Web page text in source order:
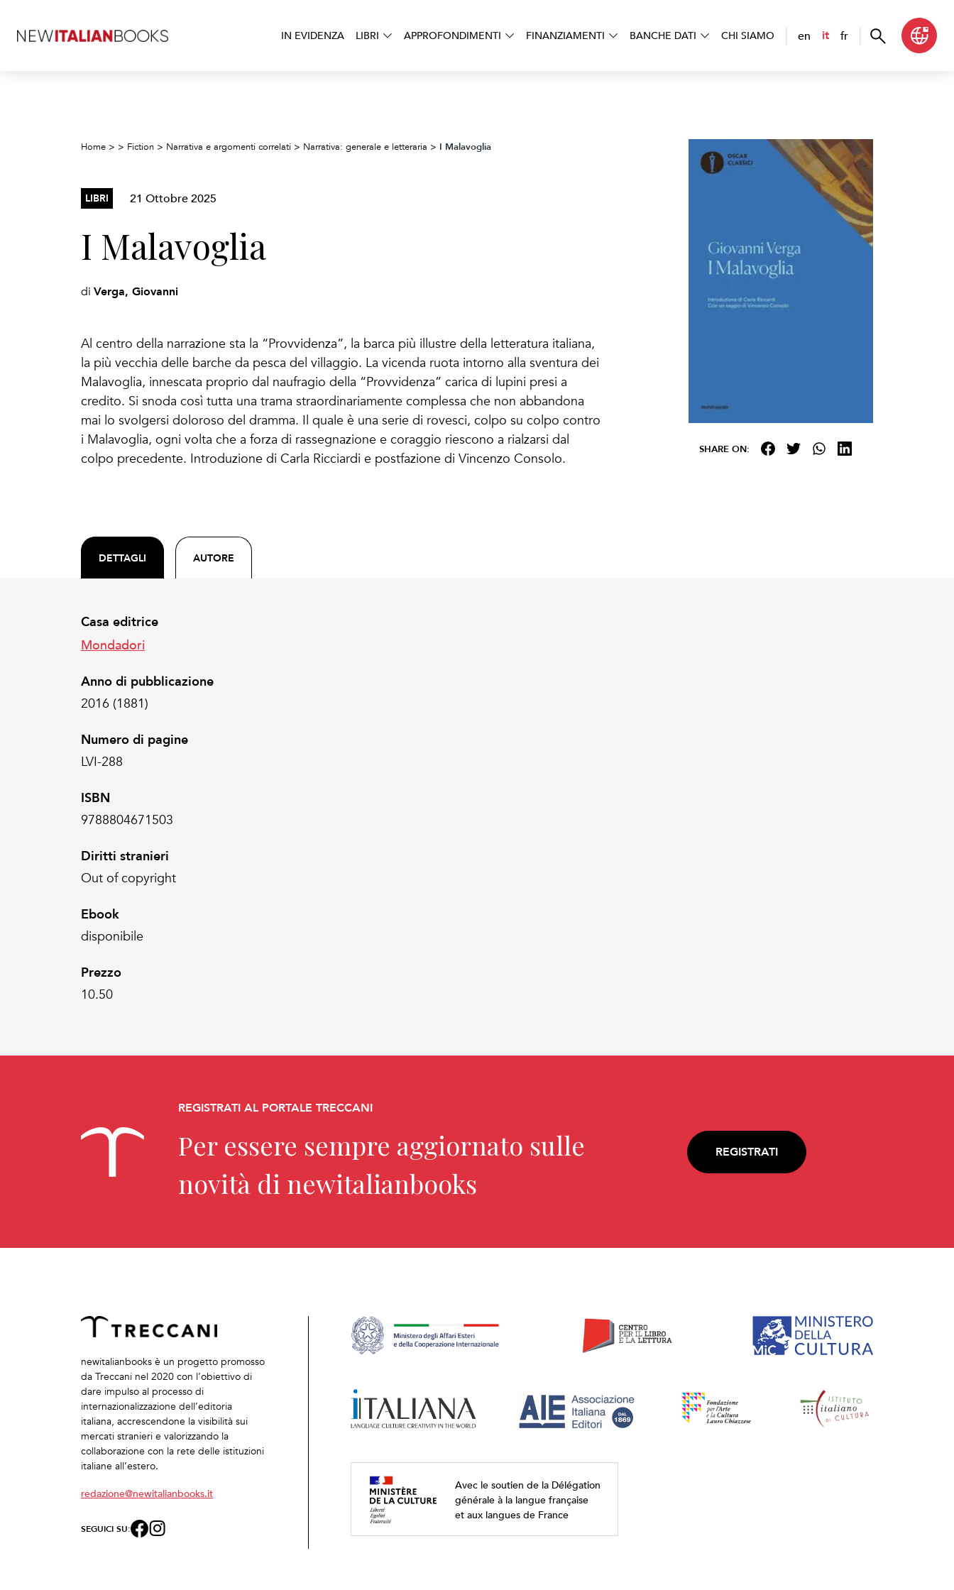
IN EVIDENZA LIBRI APPROFONDIMENTI FINANZIAMENTI BANCHE DATI CHI SIAMO en it fr
Home > > Fiction > Narrativa e argomenti correlati > Narrativa: generale e letteraria > I Malavoglia
LIBRI 21 Ottobre 2025
I Malavoglia
di Verga, Giovanni
Al centro della narrazione sta la “Provvidenza”, la barca più illustre della letteratura italiana,
la più vecchia delle barche da pesca del villaggio. La vicenda ruota intorno alla sventura dei
Malavoglia, innescata proprio dal naufragio della “Provvidenza” carica di lupini presi a
credito. Si snoda così tutta una trama straordinariamente complessa che non abbandona
mai lo svolgersi doloroso del dramma. Il quale è una serie di rovesci, colpo su colpo contro
i Malavoglia, ogni volta che a forza di rassegnazione e coraggio riescono a rialzarsi dal
colpo precedente. Introduzione di Carla Ricciardi e postfazione di Vincenzo Consolo.
DETTAGLI AUTORE
Casa editrice
Mondadori
Anno di pubblicazione
2016 (1881)
Numero di pagine
LVI-288
ISBN
9788804671503
Diritti stranieri
Out of copyright
Ebook
disponibile
Prezzo
10.50
SHARE ON:
REGISTRATI AL PORTALE TRECCANI
Per essere sempre aggiornato sulle
novità di newitalianbooks
REGISTRATI
newitalianbooks è un progetto promosso
da Treccani nel 2020 con l’obiettivo di
dare impulso al processo di
internazionalizzazione dell’editoria
italiana, accrescendone la visibilità sui
mercati stranieri e valorizzando la
collaborazione con la rete delle istituzioni
italiane all’estero.
redazione@newitalianbooks.it
SEGUICI SU:
Avec le soutien de la Délégation
générale à la langue française
et aux langues de France